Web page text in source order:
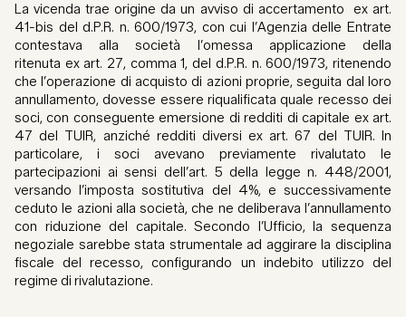
La vicenda trae origine da un avviso di accertamento ex art.
41-bis del d.P.R. n. 600/1973, con cui l’Agenzia delle Entrate
contestava alla società l’omessa applicazione della
ritenuta ex art. 27, comma 1, del d.P.R. n. 600/1973, ritenendo
che l’operazione di acquisto di azioni proprie, seguita dal loro
annullamento, dovesse essere riqualificata quale recesso dei
soci, con conseguente emersione di redditi di capitale ex art.
47 del TUIR, anziché redditi diversi ex art. 67 del TUIR. In
particolare, i soci avevano previamente rivalutato le
partecipazioni ai sensi dell’art. 5 della legge n. 448/2001,
versando l’imposta sostitutiva del 4%, e successivamente
ceduto le azioni alla società, che ne deliberava l’annullamento
con riduzione del capitale. Secondo l’Ufficio, la sequenza
negoziale sarebbe stata strumentale ad aggirare la disciplina
fiscale del recesso, configurando un indebito utilizzo del
regime di rivalutazione.